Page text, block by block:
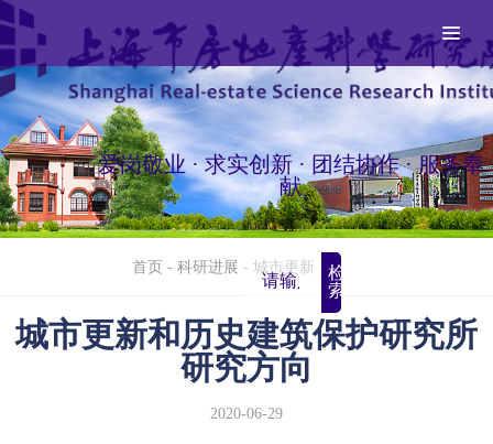
爱岗敬业 · 求实创新 · 团结协作 · 服务奉
献
检
索
首页 - 科研进展 - 城市更新
城市更新和历史建筑保护研究所
研究方向
2020-06-29